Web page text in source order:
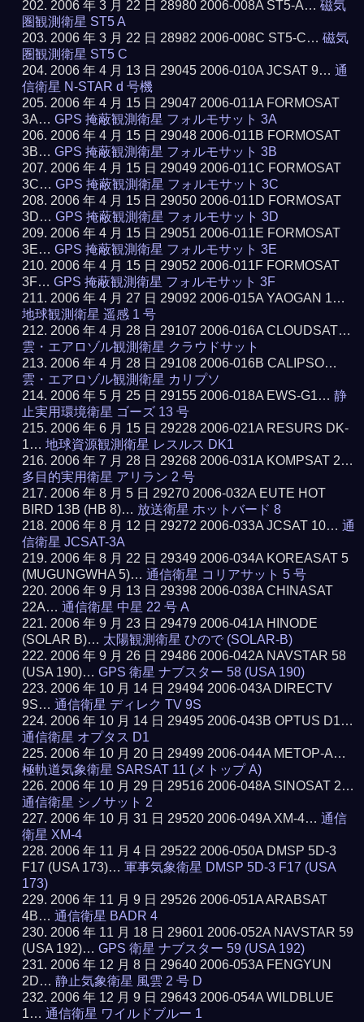
2006 年 3 月 22 日 28980 2006-008A ST5-A…磁気
圏観測衛星 ST5 A
2006 年 3 月 22 日 28982 2006-008C ST5-C…磁気
圏観測衛星 ST5 C
2006 年 4 月 13 日 29045 2006-010A JCSAT 9…通
信衛星 N-STAR d 号機
2006 年 4 月 15 日 29047 2006-011A FORMOSAT
3A…GPS 掩蔽観測衛星 フォルモサット 3A
2006 年 4 月 15 日 29048 2006-011B FORMOSAT
3B…GPS 掩蔽観測衛星 フォルモサット 3B
2006 年 4 月 15 日 29049 2006-011C FORMOSAT
3C…GPS 掩蔽観測衛星 フォルモサット 3C
2006 年 4 月 15 日 29050 2006-011D FORMOSAT
3D…GPS 掩蔽観測衛星 フォルモサット 3D
2006 年 4 月 15 日 29051 2006-011E FORMOSAT
3E…GPS 掩蔽観測衛星 フォルモサット 3E
2006 年 4 月 15 日 29052 2006-011F FORMOSAT
3F…GPS 掩蔽観測衛星 フォルモサット 3F
2006 年 4 月 27 日 29092 2006-015A YAOGAN 1…
地球観測衛星 遥感 1 号
2006 年 4 月 28 日 29107 2006-016A CLOUDSAT…
雲・エアロゾル観測衛星 クラウドサット
2006 年 4 月 28 日 29108 2006-016B CALIPSO…
雲・エアロゾル観測衛星 カリプソ
2006 年 5 月 25 日 29155 2006-018A EWS-G1…静
止実用環境衛星 ゴーズ 13 号
2006 年 6 月 15 日 29228 2006-021A RESURS DK-
1…地球資源観測衛星 レスルス DK1
2006 年 7 月 28 日 29268 2006-031A KOMPSAT 2…
多目的実用衛星 アリラン 2 号
2006 年 8 月 5 日 29270 2006-032A EUTE HOT
BIRD 13B (HB 8)… 放送衛星 ホットバード 8
2006 年 8 月 12 日 29272 2006-033A JCSAT 10…通
信衛星 JCSAT-3A
2006 年 8 月 22 日 29349 2006-034A KOREASAT 5
(MUGUNGWHA 5)…通信衛星 コリアサット 5 号
2006 年 9 月 13 日 29398 2006-038A CHINASAT
22A…通信衛星 中星 22 号 A
2006 年 9 月 23 日 29479 2006-041A HINODE
(SOLAR B)… 太陽観測衛星 ひので (SOLAR-B)
2006 年 9 月 26 日 29486 2006-042A NAVSTAR 58
(USA 190)…GPS 衛星 ナブスター 58 (USA 190)
2006 年 10 月 14 日 29494 2006-043A DIRECTV
9S…通信衛星 ディレク TV 9S
2006 年 10 月 14 日 29495 2006-043B OPTUS D1…
通信衛星 オプタス D1
2006 年 10 月 20 日 29499 2006-044A METOP-A…
極軌道気象衛星 SARSAT 11 (メトップ A)
2006 年 10 月 29 日 29516 2006-048A SINOSAT 2…
通信衛星 シノサット 2
2006 年 10 月 31 日 29520 2006-049A XM-4…通信
衛星 XM-4
2006 年 11 月 4 日 29522 2006-050A DMSP 5D-3
F17 (USA 173)…軍事気象衛星 DMSP 5D-3 F17 (USA
173)
2006 年 11 月 9 日 29526 2006-051A ARABSAT
4B…通信衛星 BADR 4
2006 年 11 月 18 日 29601 2006-052A NAVSTAR 59
(USA 192)…GPS 衛星 ナブスター 59 (USA 192)
2006 年 12 月 8 日 29640 2006-053A FENGYUN
2D…静止気象衛星 風雲 2 号 D
2006 年 12 月 9 日 29643 2006-054A WILDBLUE
1…通信衛星 ワイルドブルー 1